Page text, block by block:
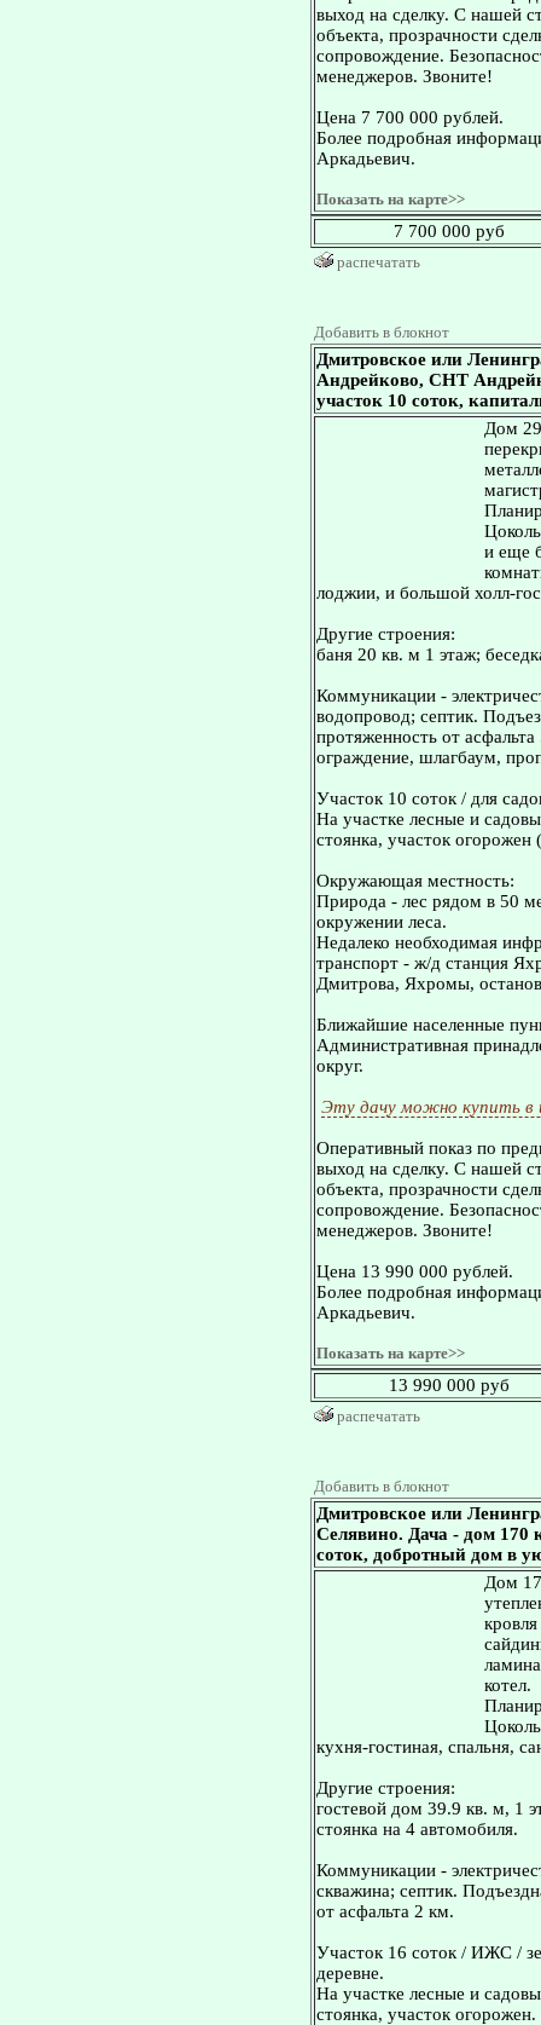
выход на сделку. С нашей
объекта, прозрачности
сопровождение.
менеджеров. Звоните!
Цена 7 700 000 рублей.
Более подробная
Аркадьевич.
Показать на карте>>
7 700 000 руб
распечатать
Добавить в блокнот
Дмитровское или
Андрейково, СНТ
участок 10 соток,
Дом
и еще
лоджии, и большой холл-
Другие строения:
баня 20 кв. м 1 этаж;
Коммуникации -
водопровод; септик.
протяженность от
ограждение, шлагбаум,
Участок 10 соток / для
На участке лесные и
стоянка, участок огорожен
Окружающая местность:
Природа - лес рядом в 50
окружении леса.
Недалеко необходимая
транспорт - ж/д станция
Дмитрова, Яхромы,
Ближайшие населенные
Административная
округ.
Эту дачу можно купить в
Оперативный показ по
выход на сделку. С нашей
объекта, прозрачности
сопровождение.
менеджеров. Звоните!
Цена 13 990 000 рублей.
Более подробная
Аркадьевич.
Показать на карте>>
13 990 000 руб
распечатать
Добавить в блокнот
Дмитровское или
Селявино. Дача - дом 170
соток, добротный дом в
Дом
котел.
кухня-гостиная, спальня,
Другие строения:
гостевой дом 39.9 кв. м, 1
стоянка на 4 автомобиля.
Коммуникации -
скважина; септик.
от асфальта 2 км.
Участок 16 соток / ИЖС /
деревне.
На участке лесные и
стоянка, участок огорожен.